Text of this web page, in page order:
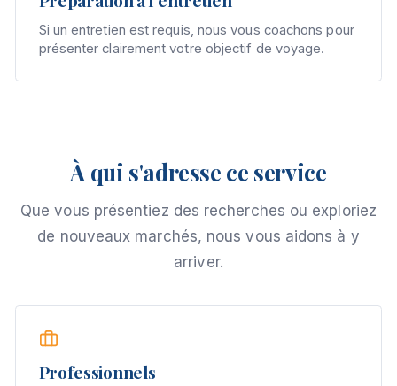
Si un entretien est requis, nous vous coachons pour
présenter clairement votre objectif de voyage.
À qui s'adresse ce service
Que vous présentiez des recherches ou exploriez
de nouveaux marchés, nous vous aidons à y
arriver.
Professionnels